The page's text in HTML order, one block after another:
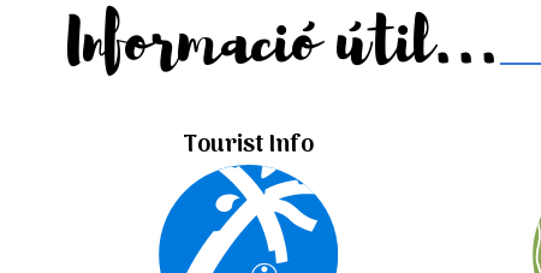
Informació útil...
Tourist Info